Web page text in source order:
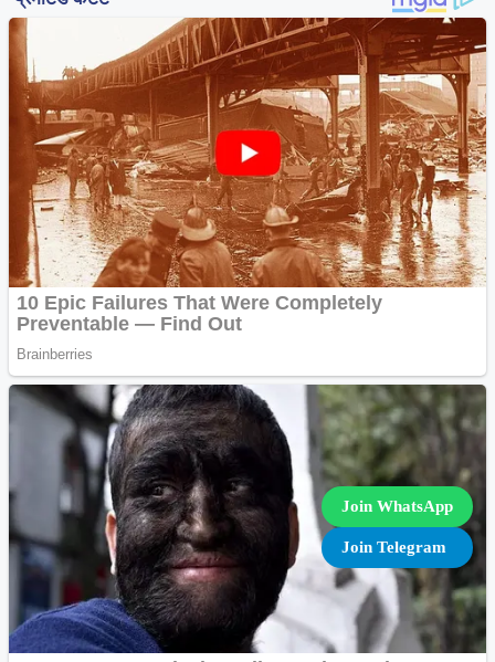
Join WhatsApp
Join Telegram